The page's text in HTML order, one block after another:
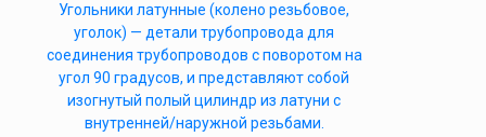
Угольники латунные (колено резьбовое,
уголок) — детали трубопровода для
соединения трубопроводов с поворотом на
угол 90 градусов, и представляют собой
изогнутый полый цилиндр из латуни с
внутренней/наружной резьбами.